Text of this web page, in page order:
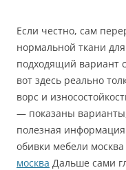
Если честно, сам
нормальной ткани
подходящий вариант
вот здесь реально
ворс и
— показаны
полезная информация
обивки мебели москва
москва Дальше сами